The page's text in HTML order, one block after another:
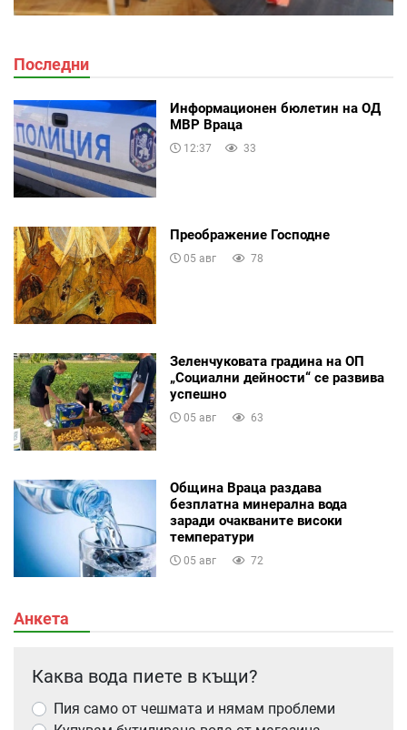
Последни
Информационен бюлетин на ОД
МВР Враца
12:37 33
Преображение Господне
05 авг 78
Зеленчуковата градина на ОП
„Социални дейности“ се развива
успешно
05 авг 63
Община Враца раздава
безплатна минерална вода
заради очакваните високи
температури
05 авг 72
Анкета
Каква вода пиете в къщи?
Пия само от чешмата и нямам проблеми